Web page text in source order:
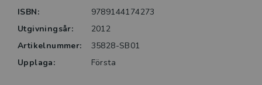
Boken riktar sig i första hand till blivande och
verksamma lärare i årskurserna 4-6 men kan med
fördel också användas i studiegångar som riktar sig
ISBN:
9789144174273
Utgivningsår:
2012
Artikelnummer:
35828-SB01
Upplaga:
Första